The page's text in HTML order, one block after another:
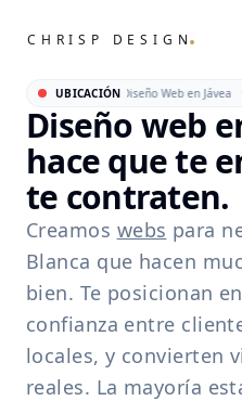
CHRISP DESIGN.
UBICACIÓN
Estudio de Diseño Web en Jávea
Diseño web
hace que te
te contraten.
Creamos webs para
Blanca que hacen
bien. Te posicionan
confianza entre
locales, y convierten
reales. La mayoría